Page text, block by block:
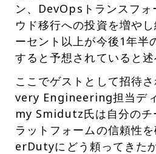
ン、DevOpsトランスフォ
ウド移行への投資を増や
ーセント以上が今後1年半
すると予想されていると述
ここでゲストとして招待
very Engineering担当デ
my Smidutz氏は自分の
ラットフォームの信頼性
erDutyにどう頼ってきた